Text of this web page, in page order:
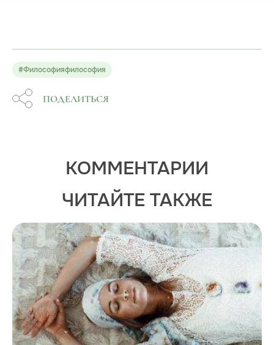
#Философияфилософия
ПОДЕЛИТЬСЯ
КОММЕНТАРИИ
ЧИТАЙТЕ ТАКЖЕ